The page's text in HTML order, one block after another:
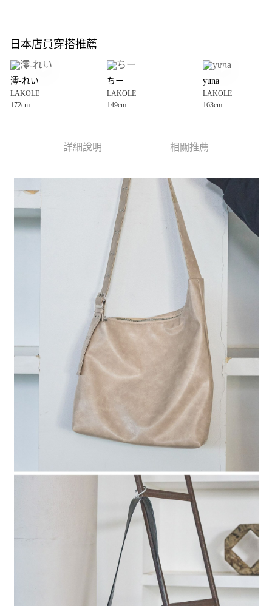
全盈+PAY
大哥付你分期
【大哥付你分期使用說明】
1.本服務由台灣大哥大提供，台灣大哥大用戶可立即使用無須另外申請。
2.付款方式選擇「大哥付你分期」，訂單成立後會自動跳轉到大哥付的交易
3.實際核准額度、可分期數及費用金額請依後續交易確認頁面所載為準。
4.訂單成立30分鐘內，如未前往確認交易或遇審核未通過，訂單將自動取
1.分期款項不併入電信帳單，「大哥付你分期」於每月結算日後寄送繳費提
醒簡訊。
2.透過簡訊連結打開帳單後，可選擇「超商條碼／台灣大直營門市／銀行轉
帳／街口支付／iPASS MONEY」等通路繳費。
1.本服務係由「台灣大哥大股份有限公司」（以下簡稱本公司）所提供，讓
用戶於交易時，得透過本服務購買商品或服務，並由商店將買賣／分期付款
買賣價金債權讓與本公司後，依約使用本公司帳單繳交帳款。
2.基於同意付款使用「大哥付你分期」之契約關係目的，商店將以您的個人
資料（包含姓名、電話或地址）提供予台灣大哥大進項蒐集、處理及利用，
由本公司與您本人進行分期帳單所需資料之確認、核對及更正。
3.完整用戶服務條款，請詳閱以下連結：
https://oppay.tw/userRule
AFTEE先享後付
３．安心：先確認商品／服務後，再付款。
【「AFTEE先享後付」結帳流程】
１．於結帳方式選擇「AFTEE先享後付」後，將跳轉至「AFTEE先享後付」
結帳頁面，進行簡訊認證並確認金額後，即可完成結帳。
２．訂單成立數日內，您將收到繳費通知簡訊。
３．收到繳費通知簡訊後14天內，點擊此簡訊中的連結，可透過四大超商／
ATM／網路銀行／等多元方式進行付款，方視為交易完成。
※ 請注意：結帳手續完成當下不需立刻繳費，但若您需要取消訂單，請聯絡
購買商品的店家。未經商家同意取消之訂單仍視為有效，需透過AFTEE先享
※ 交易是否成功請以「AFTEE先享後付 」之結帳頁面顯示為準，若有關於
是否繳費成功／繳費後需取消欲退款等相關疑問，請聯繫「AFTEE先享後付
https://netprotections.freshdesk.com/support/home
１．透過由恩沛科技股份有限公司提供之「AFTEE先享後付」服務完成之交
易，需依本服務之必要範圍內提供個人資料，並將交易相關給付款項請求債
權轉讓予恩沛科技股份有限公司。
２．關於個人資料處理事宜，請瀏覽以下網址：
https://aftee.tw/terms/#terms3
３．未成年的使用者請事先徵得法定代理人或監護人之同意方可使用
「AFTEE先享後付」，若未經同意申辦者引起之損失，本公司不負相關責
４．使用「AFTEE先享後付」時，將依據個別帳號之用戶狀況，依本公司即
時審查核予不同之上限額度；若仍有額度不足之情形，本公司將視審查結果
恩沛科技股份有限公司將有權停止該用戶之使用額度並採取法律行動。
每筆NT$80，滿NT$1,500(含以上)免運費
每筆NT$80，滿NT$1,500(含以上)免運費
每筆NT$80，滿NT$1,500(含以上)免運費
每筆NT$80，滿NT$1,500(含以上)免運費
每筆NT$80，滿NT$1,500(含以上)免運費
日本店員穿搭推薦
澪-れい
LAKOLE
172cm
ちー
LAKOLE
149cm
yuna
LAKOLE
163cm
詳細說明 相關推薦